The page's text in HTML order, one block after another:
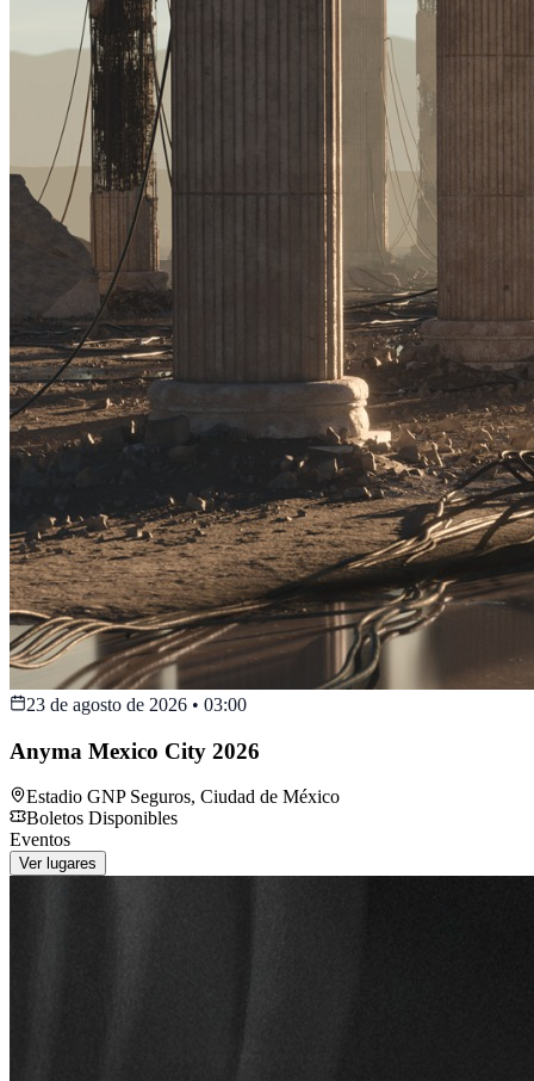
23 de agosto de 2026 • 03:00
Anyma Mexico City 2026
Estadio GNP Seguros, Ciudad de México
Boletos Disponibles
Eventos
Ver lugares